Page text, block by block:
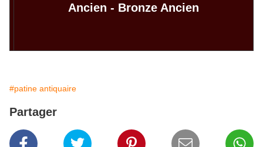
Ancien - Bronze Ancien
#patine antiquaire
Partager